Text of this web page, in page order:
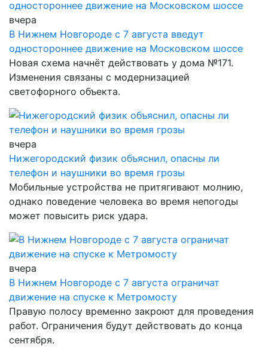
вчера
В Нижнем Новгороде с 7 августа введут
одностороннее движение на Московском шоссе
Новая схема начнёт действовать у дома №171.
Изменения связаны с модернизацией
светофорного объекта.
вчера
Нижегородский физик объяснил, опасны ли
телефон и наушники во время грозы
Мобильные устройства не притягивают молнию,
однако поведение человека во время непогоды
может повысить риск удара.
вчера
В Нижнем Новгороде с 7 августа ограничат
движение на спуске к Метромосту
Правую полосу временно закроют для проведения
работ. Ограничения будут действовать до конца
сентября.